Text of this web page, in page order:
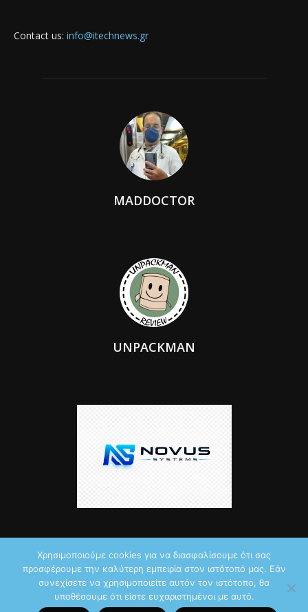
Contact us: info@itechnews.gr
MADDOCTOR
UNPACKMAN
© 2026 by iTechNews.gr
Maddoctor dreamed it, Unpackman made it reality,Novus Systems
Χρησιμοποιούμε cookies για να διασφαλίσουμε ότι σας
προσφέρουμε την καλύτερη εμπειρία στον ιστότοπό μας. Εάν
συνεχίσετε να χρησιμοποιείτε αυτόν τον ιστότοπο, θα
υποθέσουμε ότι είστε ευχαριστημένοι με αυτό.